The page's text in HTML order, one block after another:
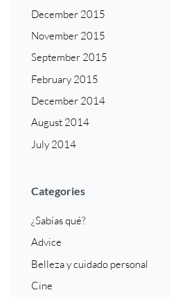
December 2015
November 2015
September 2015
February 2015
December 2014
August 2014
July 2014
Categories
¿Sabías qué?
Advice
Belleza y cuidado personal
Cine